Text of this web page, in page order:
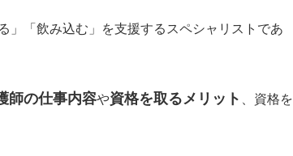
」「飲み込む」を支援するスペシャリストであ
師の仕事内容や資格を取るメリット
、資格を